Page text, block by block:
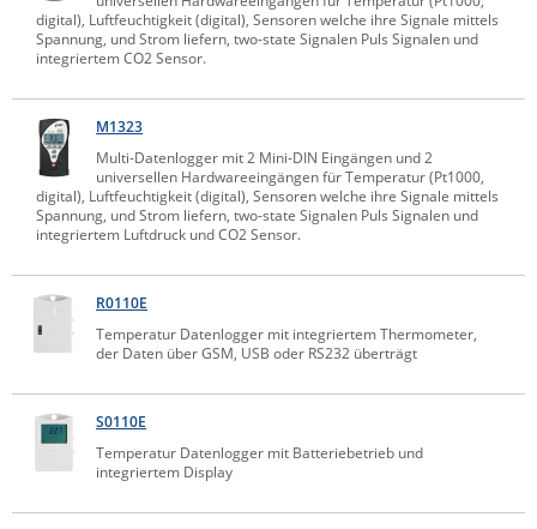
Tactical Software
TEKTELIC
Unwired Networks
Vision
WATTECO
Westermo
Yuasa
ZPE Systems
News zu unseren Herstellern
digital), Luftfeuchtigkeit (digital), Sensoren welche ihre Signale mittels
Spannung, und Strom liefern, two-state Signalen Puls Signalen und
integriertem CO2 Sensor.
M1323
Multi-Datenlogger mit 2 Mini-DIN Eingängen und 2
universellen Hardwareeingängen für Temperatur (Pt1000,
digital), Luftfeuchtigkeit (digital), Sensoren welche ihre Signale mittels
Spannung, und Strom liefern, two-state Signalen Puls Signalen und
integriertem Luftdruck und CO2 Sensor.
R0110E
Temperatur Datenlogger mit integriertem Thermometer,
der Daten über GSM, USB oder RS232 überträgt
S0110E
Temperatur Datenlogger mit Batteriebetrieb und
integriertem Display